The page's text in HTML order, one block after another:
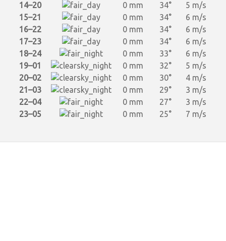
14–20
0 mm 34°
5 m/s
15–21
0 mm 34°
6 m/s
16–22
0 mm 34°
6 m/s
17–23
0 mm 34°
6 m/s
18–24
0 mm 33°
6 m/s
19–01
0 mm 32°
5 m/s
20–02
0 mm 30°
4 m/s
21–03
0 mm 29°
3 m/s
22–04
0 mm 27°
3 m/s
23–05
0 mm 25° 7 m/s